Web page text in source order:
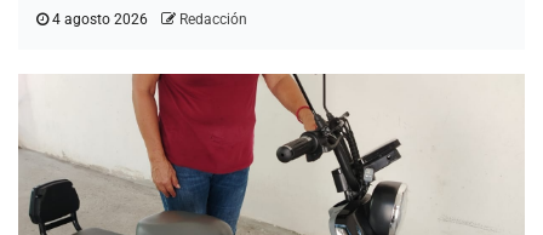
4 agosto 2026 Redacción